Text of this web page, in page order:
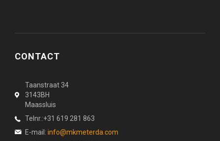
CONTACT
Taanstraat 34
3143BH
Maassluis
Telnr.:+31 619 281 863
E-mail: info@mkmeterda.com